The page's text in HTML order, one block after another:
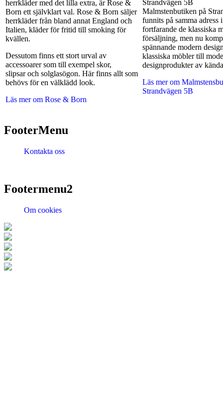
herrkläder med det lilla extra, är Rose &
Born ett självklart val. Rose & Born säljer
herrkläder från bland annat England och
Italien, kläder för fritid till smoking för
kvällen.
Dessutom finns ett stort urval av
accessoarer som till exempel skor,
slipsar och solglasögon. Här finns allt som
behövs för en välklädd look.
Läs mer om Rose & Born
Strandvägen 5B
Malmstenbutiken på
funnits på samma
fortfarande de klassiska
försäljning, men nu
spännande modern
klassiska möbler till
designprodukter av
Läs mer om
Strandvägen 5B
FooterMenu
Kontakta oss
Footermenu2
Om cookies